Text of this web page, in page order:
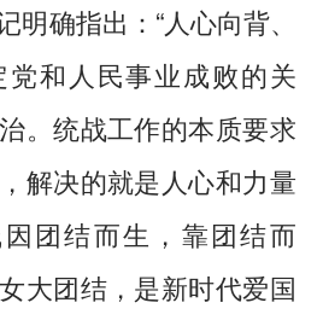
确指出：“人心向背、
和人民事业成败的关
。统战工作的本质要求
解决的就是人心和力量
因团结而生，靠团结而
大团结，是新时代爱国